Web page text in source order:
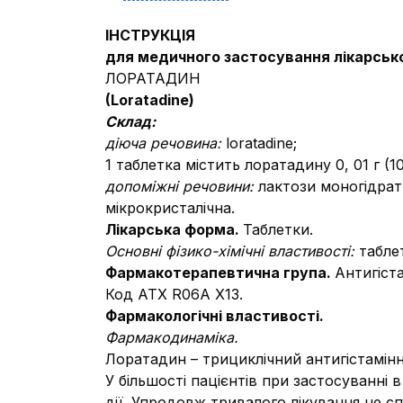
ІНСТРУКЦІЯ
для медичного застосування
ЛОРАТАДИН
(Loratadine)
Склад:
діюча речовина: loratadine;
1 таблетка містить лоратадину 0, 01 г
допоміжні речовини:лактози
мікрокристалічна.
Лікарська форма. Таблетки.
Основні фізико-хімічні властивості:
Фармакотерапевтична група.
Код АТХ R06A X13.
Фармакологічні властивості.
Фармакодинаміка.
Лоратадин – трициклічний
У більшості пацієнтів при